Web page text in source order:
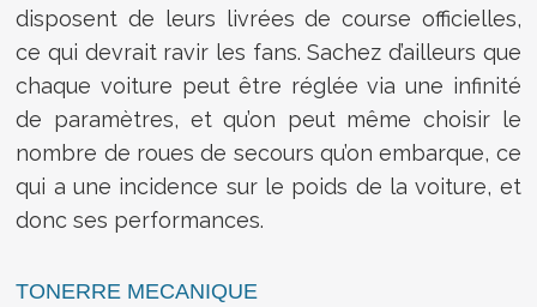
disposent de leurs livrées de course officielles,
ce qui devrait ravir les fans. Sachez d’ailleurs que
chaque voiture peut être réglée via une infinité
de paramètres, et qu’on peut même choisir le
nombre de roues de secours qu’on embarque, ce
qui a une incidence sur le poids de la voiture, et
donc ses performances.
TONERRE MECANIQUE